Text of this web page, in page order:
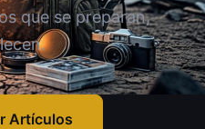
que se preparan,
Artículos